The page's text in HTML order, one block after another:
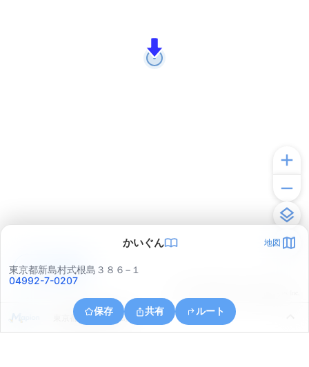
かいぐん 地図
東京都新島村式根島３８６−１
04992-7-0207
保存 共有 ルート
東京都新島村式根島
アプリで見る